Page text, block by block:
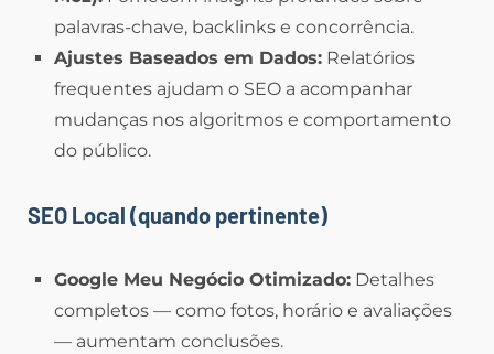
palavras-chave, backlinks e concorrência.
Ajustes Baseados em Dados: Relatórios
frequentes ajudam o SEO a acompanhar
mudanças nos algoritmos e comportamento
do público.
SEO Local (quando pertinente)
Google Meu Negócio Otimizado: Detalhes
completos — como fotos, horário e avaliações
— aumentam conclusões.